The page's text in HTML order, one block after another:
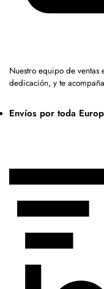
Nuestro equipo de ventas
dedicación, y te
Envíos por toda